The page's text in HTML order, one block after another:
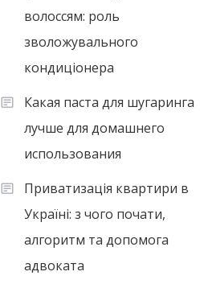
волоссям: роль
зволожувального
кондиціонера
Какая паста для шугаринга
лучше для домашнего
использования
Приватизація квартири в
Україні: з чого почати,
алгоритм та допомога
адвоката